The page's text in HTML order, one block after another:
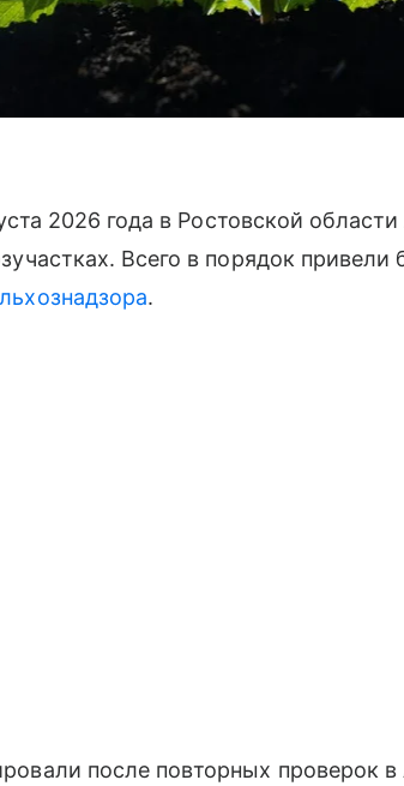
2026 года в Ростовской
Всего в порядок привели
.
после повторных проверок